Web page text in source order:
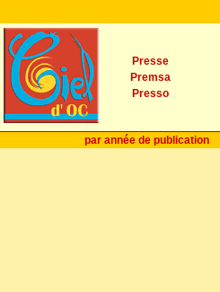
Presse
Premsa
Presso
par année de publication